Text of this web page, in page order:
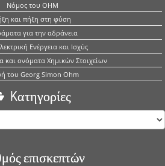
Νόμος του OHM
και πήξη στη φύση
για την αδράνεια
Ενέργεια και Ισχύς
και ονόματα Χημικών Στοιχείων
του Georg Simon Ohm
Kατηγορίες
επισκεπτών